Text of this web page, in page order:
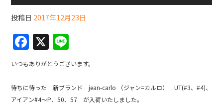
投稿日 2017年12月23日
F
a
c
e
X
n
e
いつもありがとうございます。
待ちに待った 新ブランド jean-carlo （ジャン=カルロ） UT(#3、#4)、
アイアン#4～P、50、57 が入荷いたしました。